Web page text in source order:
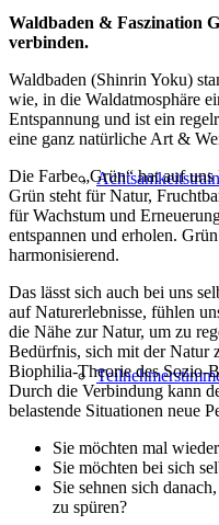
Waldbaden & Faszination
verbinden.
Waldbaden (Shinrin Yoku)
wie, in die Waldatmosphäre
Entspannung und ist ein
eine ganz natürliche Art &
Die Farbe „Grün“ hat auf
Grün steht für Natur,
für Wachstum und
entspannen und erholen.
harmonisierend.
Das lässt sich auch bei uns
auf Naturerlebnisse, fühlen
die Nähe zur Natur, um zu
Bedürfnis, sich mit der Natur
Biophilia-Theorie des Sozio-
Durch die Verbindung kann
belastende Situationen neue
Sie möchten mal
Sie möchten bei sich
Sie sehnen sich
zu spüren?